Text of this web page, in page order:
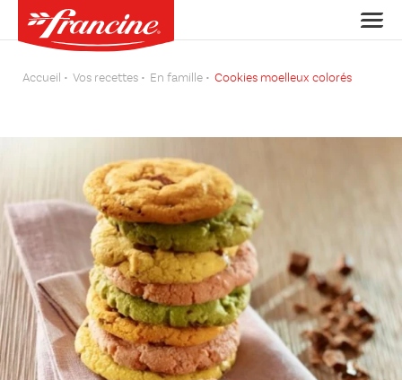
Accueil Vos recettes En famille Cookies moelleux colorés